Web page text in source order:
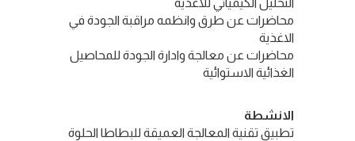
التحليل الكيميائي للاغذيه
محاضرات عن طرق وانظمه مراقبة الجودة في
الاغذية
محاضرات عن معالجة وادارة الجودة للمحاصيل
الغذائية الاستوائية
الانشطة
تطبيق تقنية المعالجة العميقة للبطاطا الحلوة